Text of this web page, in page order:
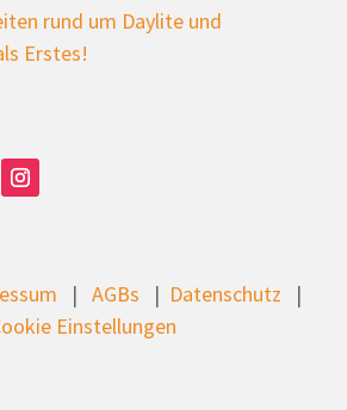
rund um Daylite und
Erstes!
| AGBs | Datenschutz |
Einstellungen